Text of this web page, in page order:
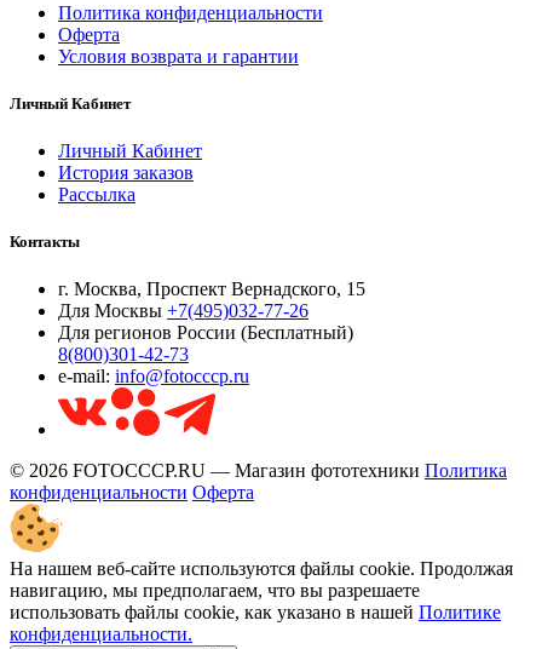
Политика конфиденциальности
Оферта
Условия возврата и гарантии
Личный Кабинет
Личный Кабинет
История заказов
Рассылка
Контакты
г. Москва, Проспект Вернадского, 15
Для Москвы +7(495)032-77-26
Для регионов России (Бесплатный)
8(800)301-42-73
e-mail: info@fotocccp.ru
© 2026 FOTOCCCP.RU — Магазин фототехники Политика
конфиденциальности Оферта
На нашем веб-сайте используются файлы cookie. Продолжая
навигацию, мы предполагаем, что вы разрешаете
использовать файлы cookie, как указано в нашей Политике
конфиденциальности.